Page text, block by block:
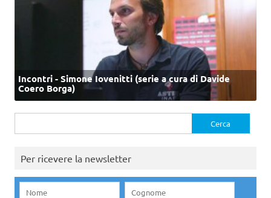
Incontri - Simone Iovenitti (serie a cura di Davide
Coero Borga)
per:
Per ricevere la newsletter